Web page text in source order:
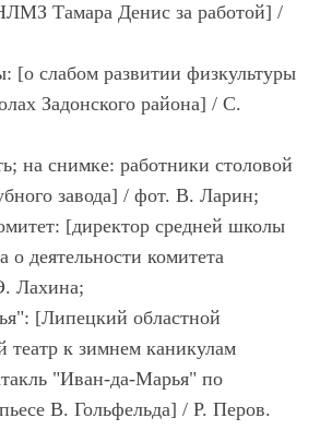
Тамара Денис за работой] /
[о слабом развитии физкультуры
Задонского района] / С.
на снимке: работники столовой
завода] / фот. В. Ларин;
[директор средней школы
деятельности комитета
Лахина;
[Липецкий областной
театр к зимнем каникулам
"Иван-да-Марья" по
В. Гольфельда] / Р. Перов.